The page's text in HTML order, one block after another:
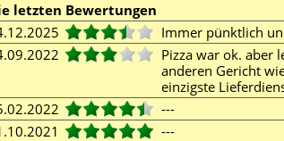
letzten Bewertungen
Immer pünktlich
Pizza war ok. aber
anderen Gericht
einzigste
---
---